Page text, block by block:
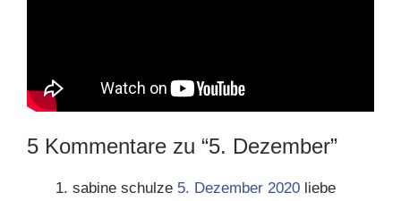
5 Kommentare zu “5. Dezember”
sabine schulze 5. Dezember 2020 liebe